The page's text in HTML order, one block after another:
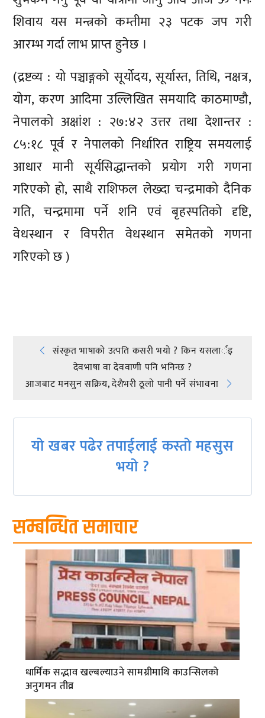
शिवाय यस मन्त्रको कम्तीमा २३ पटक जप गरी
आरम्भ गर्दा लाभ प्राप्त हुनेछ ।
(द्रष्टव्य : यो पञ्चाङ्गको सूर्योदय, सूर्यास्त, तिथि, नक्षत्र,
योग, करण आदिमा उल्लिखित समयादि काठमाण्डौ,
नेपालको अक्षांश : २७:४२ उत्तर तथा देशान्तर :
८५:१८ पूर्व र नेपालको निर्धारित राष्ट्रिय समयलाई
आधार मानी सूर्यसिद्धान्तको प्रयोग गरी गणना
गरिएको हो, साथै राशिफल लेख्दा चन्द्रमाको दैनिक
गति, चन्द्रमामा पर्ने शनि एवं बृहस्पतिको दृष्टि,
वेधस्थान र विपरीत वेधस्थान समेतको गणना
गरिएको छ )
Post
navigation
संस्कृत भाषाकाे उत्पति कसरी भयाे ? किन यसलार्इ
देवभाषा वा देववाणी पनि भनिन्छ ?
आजबाट मनसुन सक्रिय, देशैभरी ठूलाे पानी पर्ने संभावना
यो खबर पढेर तपाईलाई कस्तो महसुस
भयो ?
सम्बन्धित समाचार
धार्मिक सद्भाव खल्बल्याउने सामग्रीमाथि काउन्सिलको
अनुगमन तीव्र